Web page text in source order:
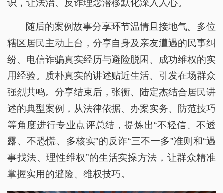
纷、电信诈骗真实经历与避险脱困、成功维权的实
用经验。质朴真实的讲述贴近生活、引发在场群众
强烈共鸣。分享结束后，张衡、陆定杰结合居民讲
述的典型案例，从法律依据、办案实务、防范技巧
等角度进行专业点评总结，提炼出“不轻信、不透
露、不恐慌、多核实”的反诈“三不一多”准则和“遇
事找法、理性维权”的生活实操方法，让群众精准
掌握实用的避险、维权技巧。